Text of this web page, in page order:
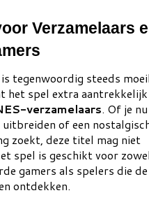
Verzamelaars
tegenwoordig steeds
het spel extra aantrekkelijk
verzamelaars. Of je
of een
zoekt, deze titel mag niet
spel is geschikt voor zowel
gamers als spelers die de
ontdekken.